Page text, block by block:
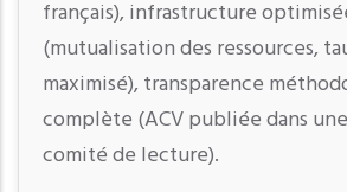
français), infrastructure
(mutualisation des ressources,
maximisé), transparence
complète (ACV publiée dans
comité de lecture).